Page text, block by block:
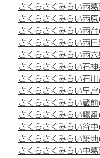
さくらさくみらい西
さくらさくみらい西
さくらさくみらい西
さくらさくみらい西
さくらさくみらい西
さくらさくみらい石
さくらさくみらい石
さくらさくみらい早
さくらさくみらい蔵
さくらさくみらい鷹
さくらさくみらい谷
さくらさくみらい築
さくらさくみらい中